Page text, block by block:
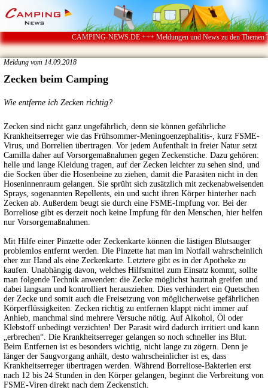
CAMPING-NEWS.DE +++ Meldungen und News zu den Themen
Meldung vom 14.09.2018
Zecken beim Camping
Wie entferne ich Zecken richtig?
Zecken sind nicht ganz ungefährlich, denn sie können gefährliche
Krankheitserreger wie das Frühsommer-Meningoenzephalitis-, kurz FSME-
Virus, und Borrelien übertragen. Vor jedem Aufenthalt in freier Natur setzt
Camilla daher auf Vorsorgemaßnahmen gegen Zeckenstiche. Dazu gehören:
helle und lange Kleidung tragen, auf der Zecken leichter zu sehen sind, und
die Socken über die Hosenbeine zu ziehen, damit die Parasiten nicht in den
Hoseninnenraum gelangen. Sie sprüht sich zusätzlich mit zeckenabweisenden
Sprays, sogenannten Repellents, ein und sucht ihren Körper hinterher nach
Zecken ab. Außerdem beugt sie durch eine FSME-Impfung vor. Bei der
Borreliose gibt es derzeit noch keine Impfung für den Menschen, hier helfen
nur Vorsorgemaßnahmen.
Mit Hilfe einer Pinzette oder Zeckenkarte können die lästigen Blutsauger
problemlos entfernt werden. Die Pinzette hat man im Notfall wahrscheinlich
eher zur Hand als eine Zeckenkarte. Letztere gibt es in der Apotheke zu
kaufen. Unabhängig davon, welches Hilfsmittel zum Einsatz kommt, sollte
man folgende Technik anwenden: die Zecke möglichst hautnah greifen und
dabei langsam und kontrolliert herausziehen. Dies verhindert ein Quetschen
der Zecke und somit auch die Freisetzung von möglicherweise gefährlichen
Körperflüssigkeiten. Zecken richtig zu entfernen klappt nicht immer auf
Anhieb, manchmal sind mehrere Versuche nötig. Auf Alkohol, Öl oder
Klebstoff unbedingt verzichten! Der Parasit wird dadurch irritiert und kann
„erbrechen“. Die Krankheitserreger gelangen so noch schneller ins Blut.
Beim Entfernen ist es besonders wichtig, nicht lange zu zögern. Denn je
länger der Saugvorgang anhält, desto wahrscheinlicher ist es, dass
Krankheitserreger übertragen werden. Während Borreliose-Bakterien erst
nach 12 bis 24 Stunden in den Körper gelangen, beginnt die Verbreitung von
FSME-Viren direkt nach dem Zeckenstich.